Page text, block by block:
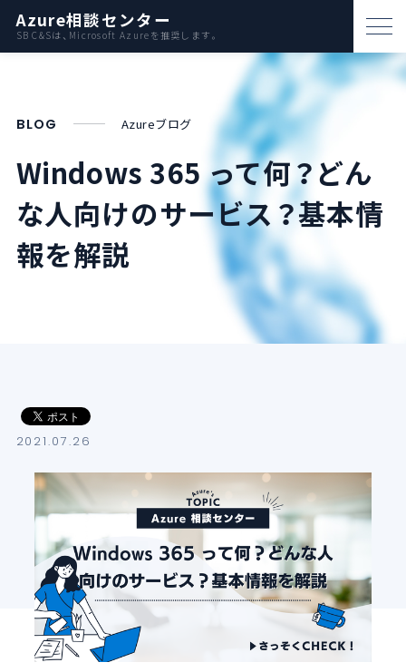
Azure相談センター
SB C&Sは、Microsoft Azureを推奨します。
パートナー支援
資料ダウンロード
お問い合わせ
Azureとは
AWS比較
ブログ
イベント・セミナー
よくある質問
SB C&Sの強み
BLOG Azureブログ
Windows 365 って何？どん
な人向けのサービス？基本情
報を解説
2021.07.26